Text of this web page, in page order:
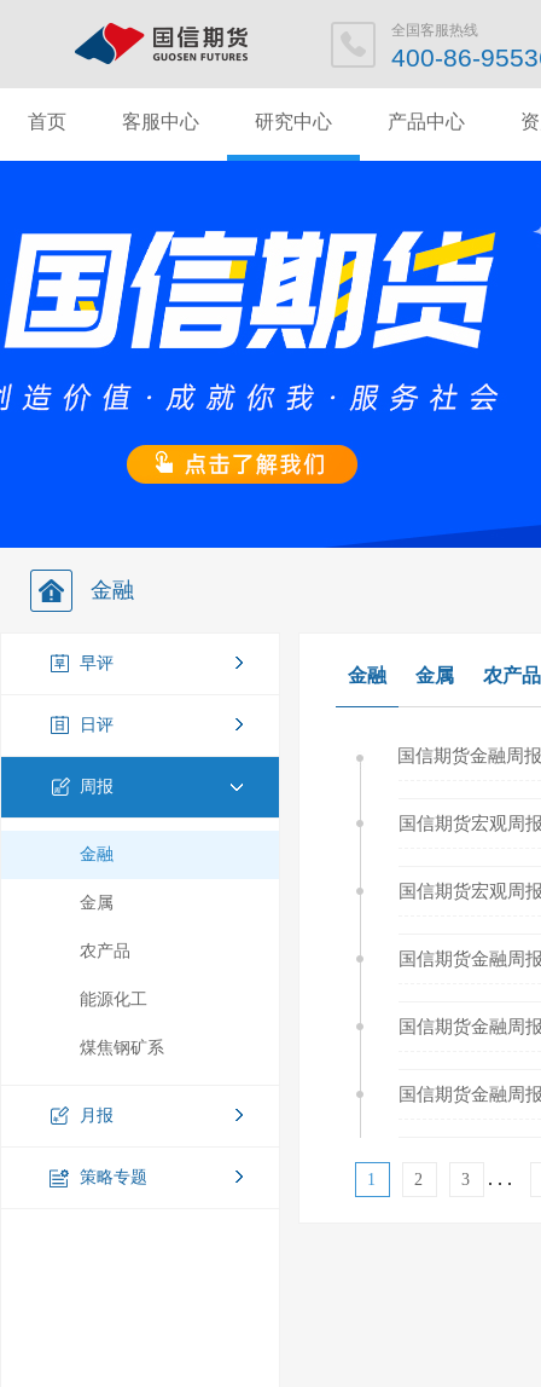
全国客服热
400-86-
首页 客服中心 研究中心 产品中心
金融
早评
日评
周报
金融
金属
农产品
能源化工
煤焦钢矿系
月报
策略专题
金融 金属 农产品
国信期货金融周
国信期货宏观周
国信期货宏观周
国信期货金融周
国信期货金融周
国信期货金融周
1 2 3 . . .